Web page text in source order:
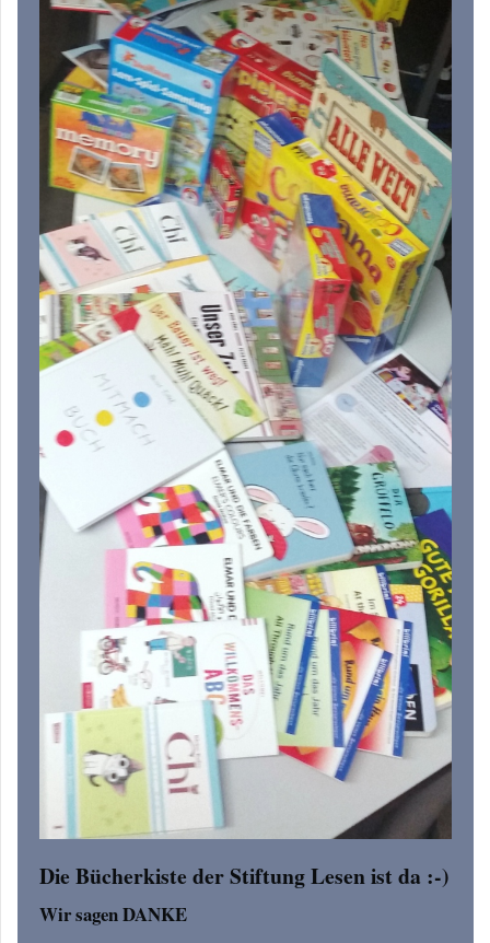
Die Bücherkiste der Stiftung Lesen ist da :-)
Wir sagen DANKE